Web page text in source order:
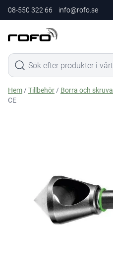
08-550 322 66 info@rofo.se
Hem /Tillbehör / Borra och skruva
CE